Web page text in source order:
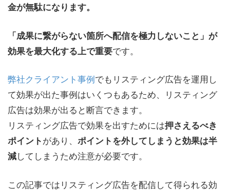
金が無駄になります。
「成果に繋がらない箇所へ配信を極力しないこと」が
効果を最大化する上で重要です。
弊社クライアント事例でもリスティング広告を運用し
て効果が出た事例はいくつもあるため、リスティング
広告は効果が出ると断言できます。
リスティング広告で効果を出すためには押さえるべき
ポイントがあり、 ポイントを外してしまうと効果は半
減してしまうため注意が必要です。
この記事ではリスティング広告を配信して得られる効